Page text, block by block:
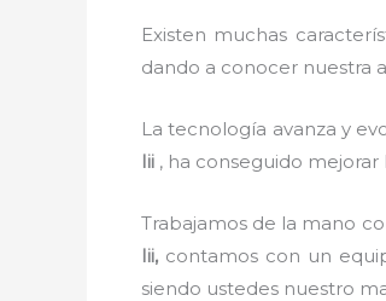
Existen muchas
dando a conocer nuestra
La tecnología avanza y
Iii , ha conseguido
Trabajamos de la mano
Iii, contamos con un
siendo ustedes nuestro